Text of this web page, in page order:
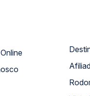
Atendimento Online